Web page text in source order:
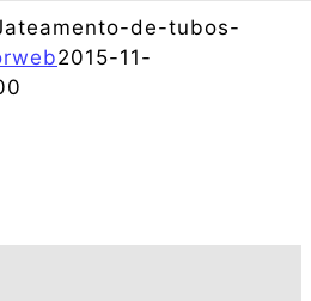
de-tubos-
2015-11-